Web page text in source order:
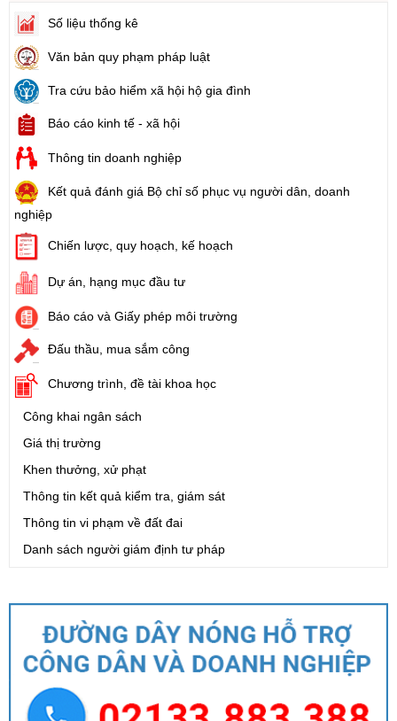
Số liệu thống kê
Văn bản quy phạm pháp luật
Tra cứu bảo hiểm xã hội hộ gia đình
Báo cáo kinh tế - xã hội
Thông tin doanh nghiệp
Kết quả đánh giá Bộ chỉ số phục vụ người dân, doanh
nghiệp
Chiến lược, quy hoạch, kế hoạch
Dự án, hạng mục đầu tư
Báo cáo và Giấy phép môi trường
Đấu thầu, mua sắm công
Chương trình, đề tài khoa học
Công khai ngân sách
Giá thị trường
Khen thưởng, xử phạt
Thông tin kết quả kiểm tra, giám sát
Thông tin vi phạm về đất đai
Danh sách người giám định tư pháp